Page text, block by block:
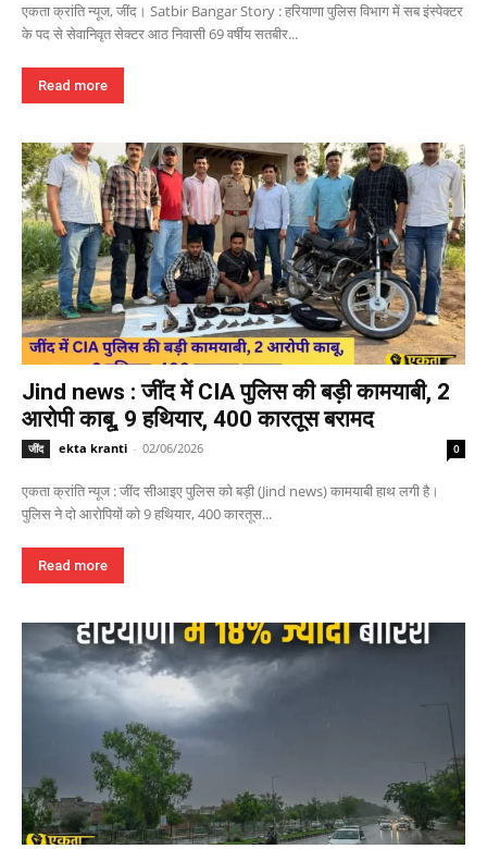
एकता क्रांति न्यूज, जींद। Satbir Bangar Story : हरियाणा पुलिस विभाग में सब इंस्पेक्टर
के पद से सेवानिवृत सेक्टर आठ निवासी 69 वर्षीय सतबीर...
Read more
Jind news : जींद में CIA पुलिस की बड़ी कामयाबी, 2
आरोपी काबू, 9 हथियार, 400 कारतूस बरामद
जींद ekta kranti - 02/06/2026 0
एकता क्रांति न्यूज : जींद सीआइए पुलिस को बड़ी (Jind news) कामयाबी हाथ लगी है।
पुलिस ने दो आरोपियों को 9 हथियार, 400 कारतूस...
Read more